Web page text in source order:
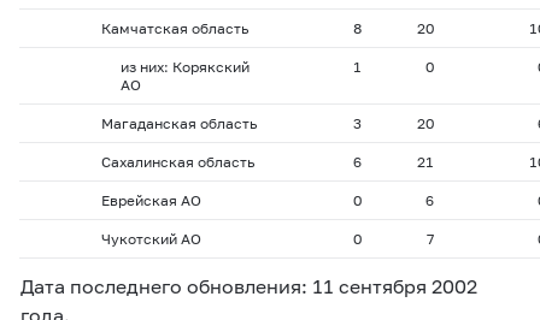
Камчатская область 8 20
из них: Корякский
АО
1 0
Магаданская область 3 20
Сахалинская область 6 21
Еврейская АО 0 6
Чукотский АО 0 7
Дата последнего обновления: 11 сентября 2002
года.